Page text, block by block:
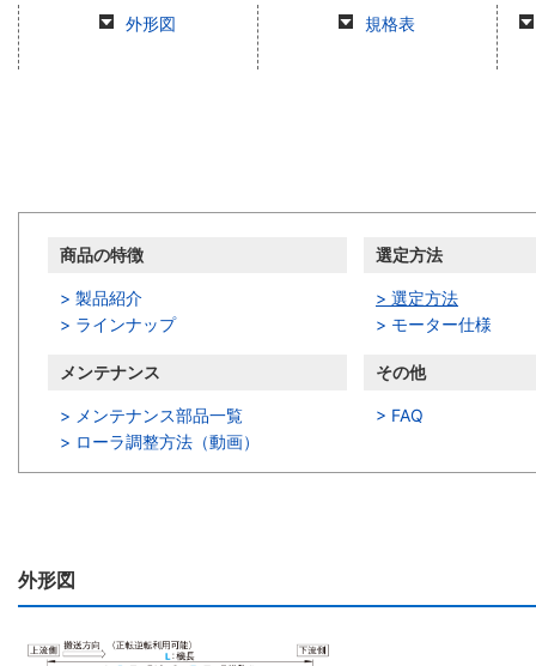
外形図 規格表
商品の特徴
> 製品紹介
> ラインナップ
選定方法
> 選定方法
> モーター仕様
メンテナンス
> メンテナンス部品一覧
> ローラ調整方法（動画）
その他
> FAQ
外形図